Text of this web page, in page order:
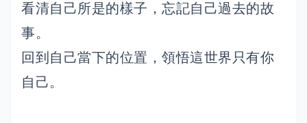
看清自己所是的樣子，忘記自己過去的故
事。
回到自己當下的位置，領悟這世界只有你
自己。